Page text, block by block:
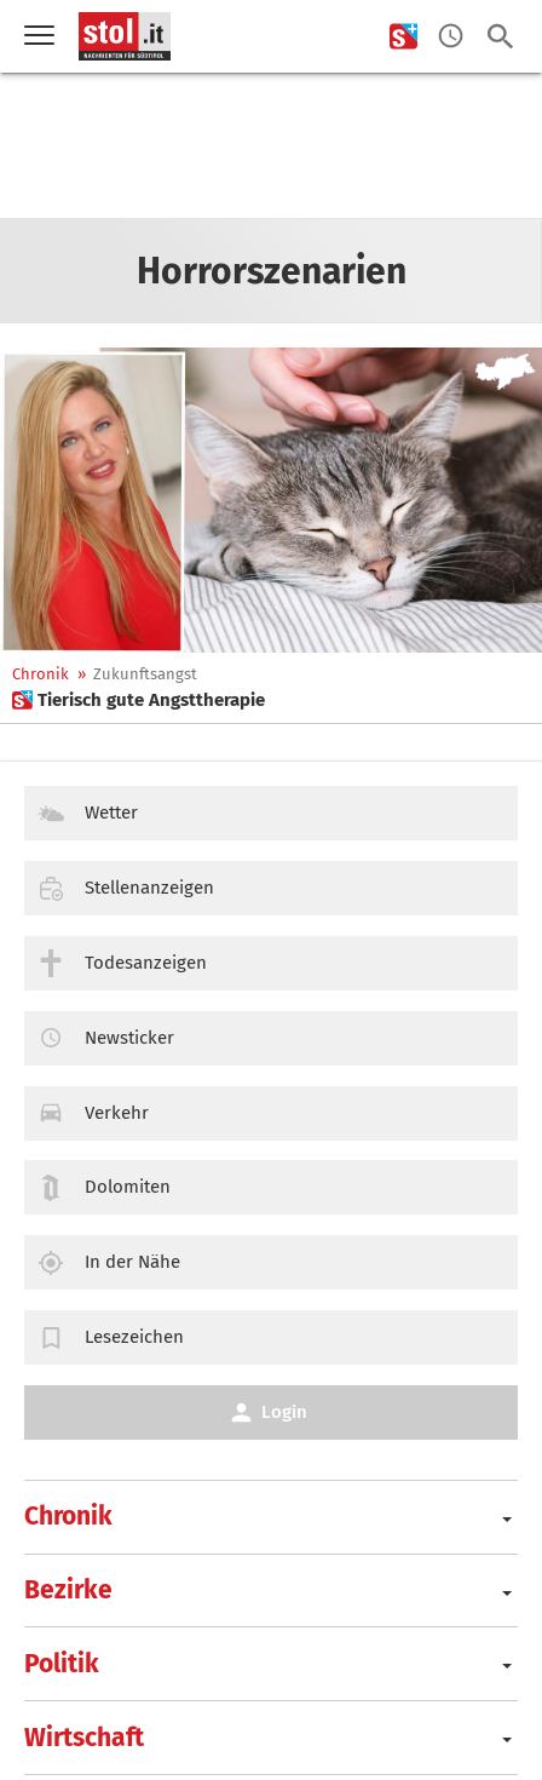
Horrorszenarien
Chronik » Zukunftsangst
 Tierisch gute Angsttherapie
Chronik
Bezirke
Politik
Wirtschaft
Wetter
Stellenanzeigen
Todesanzeigen
Newsticker
Verkehr
Dolomiten
In der Nähe
Lesezeichen
Login